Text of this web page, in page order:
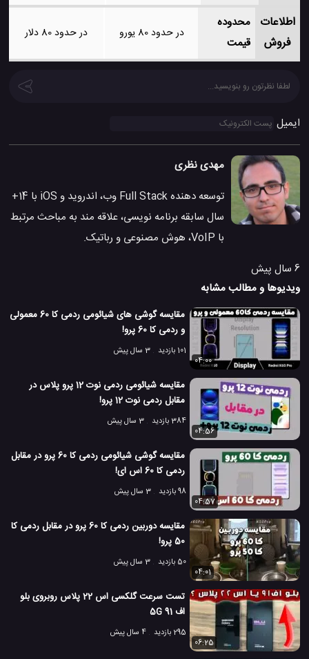
اطلاعات
فروش
محدوده
قیمت
در حدود 80 یورو در حدود 80 دلار
ایمیل
مهدی نظری
توسعه دهنده Full Stack وب، اندروید و iOS با 14+
سال سابقه برنامه نویسی، علاقه مند به مباحث مرتبط
با VoIP، هوش مصنوعی و رباتیک.
6 سال پیش
ویدیوها و مطالب مشابه
مقایسه گوشی های شیائومی ردمی کا 60 معمولی
و ردمی کا 60 پرو!
101 بازدید
3 سال پیش
04:00
مقایسه شیائومی ردمی نوت 12 پرو پلاس در
مقابل ردمی نوت 12 پرو!
384 بازدید
3 سال پیش
04:56
مقایسه گوشی شیائومی ردمی کا 60 پرو در مقابل
ردمی کا 60 اس ای!
98 بازدید
3 سال پیش
04:57
مقایسه دوربین ردمی کا 60 پرو در مقابل ردمی کا
50 پرو!
50 بازدید
3 سال پیش
04:01
تست سرعت گلکسی اس 22 پلاس روبروی بلو
اف 91 5G
295 بازدید
4 سال پیش
06:25